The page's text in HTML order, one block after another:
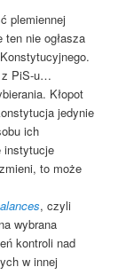
plemiennej
nie ogłasza
z PiS-u…
Kłopot
jedynie
ich
instytucje
to może
, czyli
wybrana
kontroli nad
w innej